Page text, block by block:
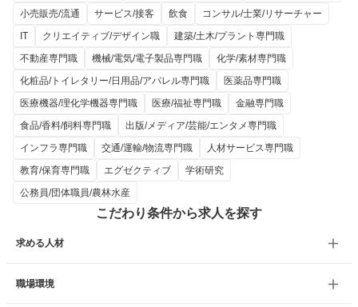
小売販売/流通
サービス/接客 飲食
コンサル/士業/リサーチャー
IT
クリエイティブ/デザイン職
建築/土木/プラント専門職
不動産専門職
機械/電気/電子製品専門職
化学/素材専門職
化粧品/トイレタリー/日用品/アパレル専門職
医薬品専門職
医療機器/理化学機器専門職
医療/福祉専門職
金融専門職
食品/香料/飼料専門職
出版/メディア/芸能/エンタメ専門職
インフラ専門職
交通/運輸/物流専門職
人材サービス専門職
教育/保育専門職
エグゼクティブ
学術研究
公務員/団体職員/農林水産
こだわり条件から求人を探す
求める人材
職場環境